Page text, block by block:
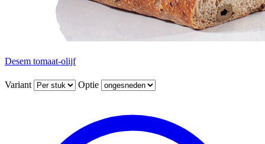
Desem tomaat-olijf
Variant Optie